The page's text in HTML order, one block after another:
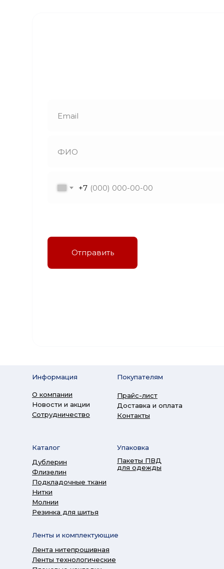
+7
Отправить
Информация
О компании
Новости и акции
Сотрудничество
Покупателям
Прайс-лист
Доставка и оплата
Контакты
Каталог
Дублерин
Флизелин
Подкладочные ткани
Нитки
Молнии
Резинка для шитья
Ленты и комплектующие
Лента нитепрошивная
Ленты технологические
Упаковка
Пакеты ПВД
для одежды